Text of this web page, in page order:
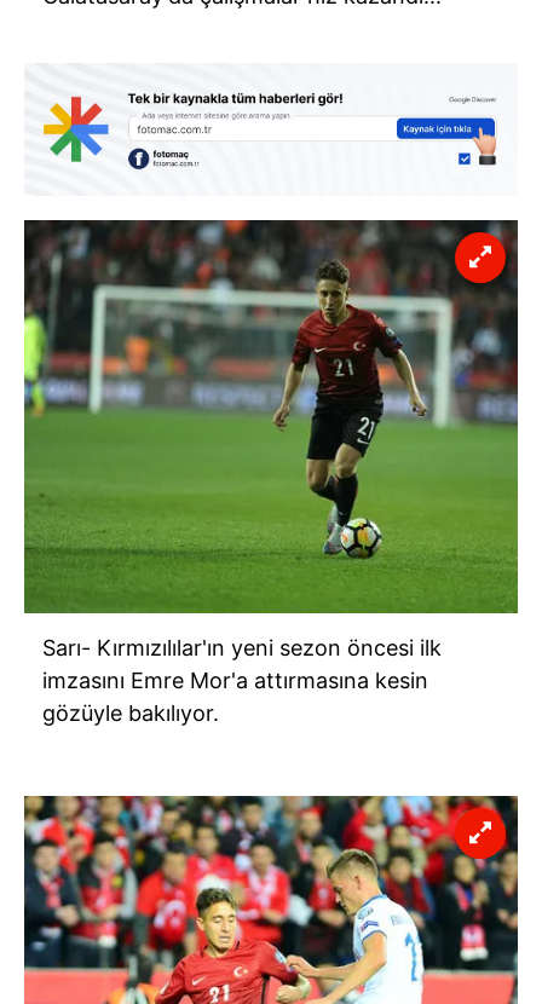
Sarı- Kırmızılılar'ın yeni sezon öncesi ilk
imzasını Emre Mor'a attırmasına kesin
gözüyle bakılıyor.